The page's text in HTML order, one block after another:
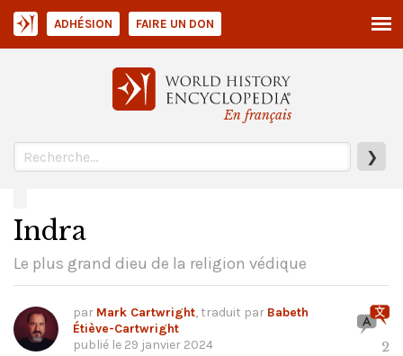
En français
❯
ADHÉSION FAIRE UN DON
Indra
Le plus grand dieu de la religion védique
par Mark Cartwright, traduit par Babeth
Étiève-Cartwright
publié le 29 janvier 2024 2